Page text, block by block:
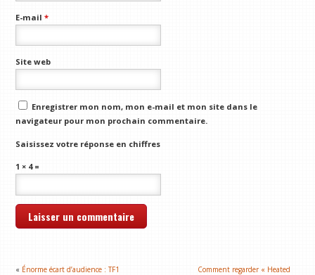
E-mail*
Site web
Enregistrer mon nom, mon e-mail et mon site dans le
navigateur pour mon prochain commentaire.
Saisissez votre réponse en chiffres
1 × 4 =
« Énorme écart d’audience : TF1
Comment regarder « Heated